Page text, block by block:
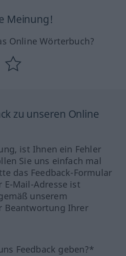
Meinung!
Online Wörterbuch?
zu unseren Online
ist Ihnen ein Fehler
Sie uns einfach mal
das Feedback-Formular
E-Mail-Adresse ist
unserem
Beantwortung Ihrer
Feedback geben?*